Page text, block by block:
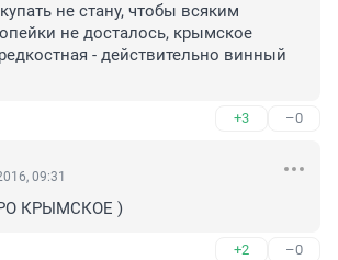
не стану, чтобы всяким
не досталось, крымское
- действительно винный
+3 –0
09:31
КРЫМСКОЕ )
+2 –0